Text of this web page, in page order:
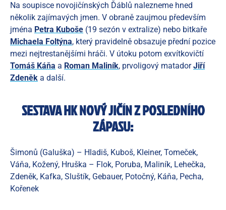
Na soupisce novojičínských Ďáblů nalezneme hned
několik zajímavých jmen. V obraně zaujmou především
jména Petra Kuboše (19 sezón v extralize) nebo bitkaře
Michaela Foltýna, který pravidelně obsazuje přední pozice
mezi nejtrestanějšími hráči. V útoku potom exvítkovičtí
Tomáš Káňa a Roman Maliník, prvoligový matadorJiří
Zdeněk a další.
SESTAVA HK NOVÝ JIČÍN Z POSLEDNÍHO
ZÁPASU:
Šimonů (Galuška) – Hladiš, Kuboš, Kleiner, Tomeček,
Váňa, Kožený, Hruška – Flok, Poruba, Maliník, Lehečka,
Zdeněk, Kafka, Sluštík, Gebauer, Potočný, Káňa, Pecha,
Kořenek